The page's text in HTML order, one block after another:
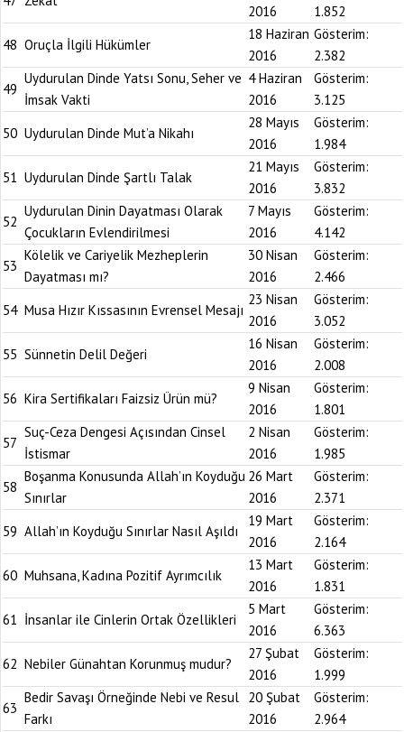
2016
1.852
48 Oruçla İlgili Hükümler
18 Haziran
2016
Gösterim:
2.382
49
Uydurulan Dinde Yatsı Sonu, Seher ve
İmsak Vakti
4 Haziran
2016
Gösterim:
3.125
50 Uydurulan Dinde Mut’a Nikahı
28 Mayıs
2016
Gösterim:
1.984
51 Uydurulan Dinde Şartlı Talak
21 Mayıs
2016
Gösterim:
3.832
52
Uydurulan Dinin Dayatması Olarak
Çocukların Evlendirilmesi
7 Mayıs
2016
Gösterim:
4.142
53
Kölelik ve Cariyelik Mezheplerin
Dayatması mı?
30 Nisan
2016
Gösterim:
2.466
54 Musa Hızır Kıssasının Evrensel Mesajı
23 Nisan
2016
Gösterim:
3.052
55 Sünnetin Delil Değeri
16 Nisan
2016
Gösterim:
2.008
56 Kira Sertifikaları Faizsiz Ürün mü?
9 Nisan
2016
Gösterim:
1.801
57
Suç-Ceza Dengesi Açısından Cinsel
İstismar
2 Nisan
2016
Gösterim:
1.985
58
Boşanma Konusunda Allah’ın Koyduğu
Sınırlar
26 Mart
2016
Gösterim:
2.371
59 Allah’ın Koyduğu Sınırlar Nasıl Aşıldı
19 Mart
2016
Gösterim:
2.164
60 Muhsana, Kadına Pozitif Ayrımcılık
13 Mart
2016
Gösterim:
1.831
61 İnsanlar ile Cinlerin Ortak Özellikleri
5 Mart
2016
Gösterim:
6.363
62 Nebiler Günahtan Korunmuş mudur?
27 Şubat
2016
Gösterim:
1.999
63
Bedir Savaşı Örneğinde Nebi ve Resul
Farkı
20 Şubat
2016
Gösterim:
2.964